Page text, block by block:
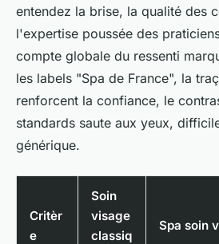
entendez la brise, la qualité des
l'expertise poussée des
compte globale du ressenti
les labels "Spa de France", la
renforcent la confiance, le
standards saute aux yeux,
générique.
Critèr
e
Soin
visage
classiq
Spa soin